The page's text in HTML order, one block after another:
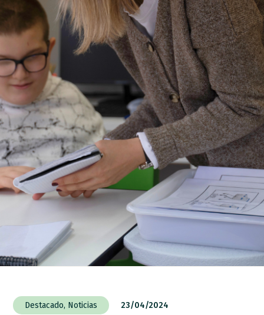
Destacado, Noticias
23/04/2024